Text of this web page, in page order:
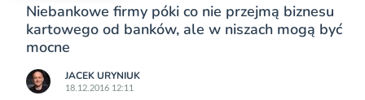
Niebankowe firmy póki co nie przejmą biznesu
kartowego od banków, ale w niszach mogą być
mocne
JACEK URYNIUK
18.12.2016 12:11